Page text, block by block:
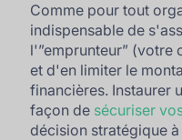
Comme pour tout
indispensable de
l'”emprunteur” (votre
et d'en limiter le
financières. Instaurer
façon de sécuriser
décision stratégique